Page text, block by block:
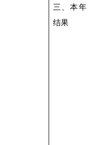
三、本
结果